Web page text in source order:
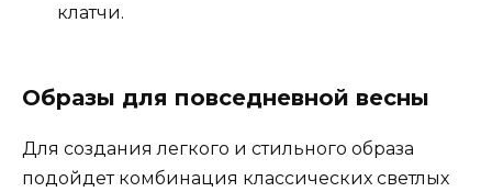
клатчи.
Образы для повседневной весны
Для создания легкого и стильного образа
подойдет комбинация классических светлых